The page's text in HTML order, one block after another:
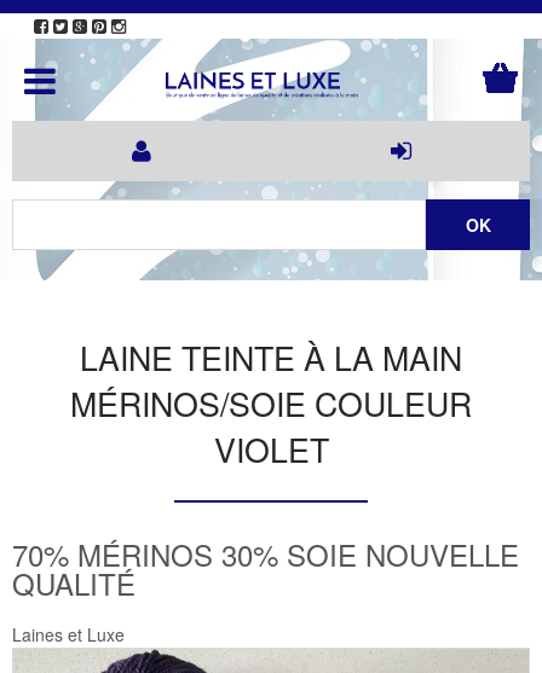
LAINE TEINTE À LA MAIN
MÉRINOS/SOIE COULEUR
VIOLET
70% MÉRINOS 30% SOIE NOUVELLE
QUALITÉ
Laines et Luxe